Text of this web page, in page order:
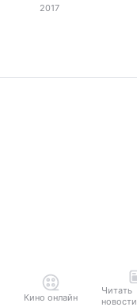
2017
Кино онлайн
Читать
новости